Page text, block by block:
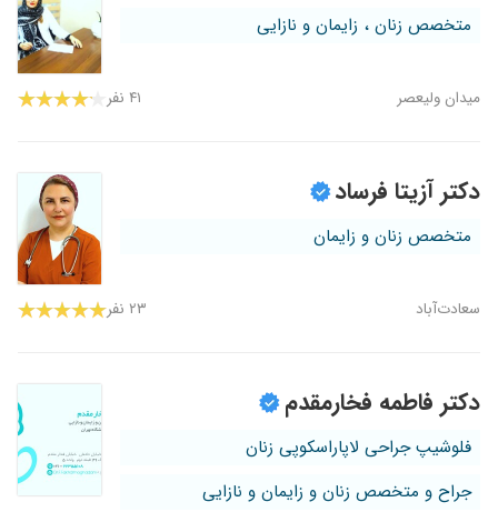
متخصص زنان ، زایمان و نازایی
میدان ولیعصر ۴۱ نفر
دکتر آزیتا فرساد
متخصص زنان و زایمان
سعادت‌آباد ۲۳ نفر
دکتر فاطمه فخارمقدم
فلوشیپ جراحی لاپاراسکوپی زنان
جراح و متخصص زنان و زایمان و نازایی